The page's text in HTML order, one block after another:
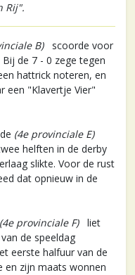
Rij".
B)scoorde voor
de 7 - 0 zege tegen
hattrick noteren, en
een "Klavertje Vier"
(4e provinciale E)
helften in de derby
slikte. Voor de rust
dat opnieuw in de
(4e provinciale F)liet
de speeldag
eerste halfuur van de
en zijn maats wonnen